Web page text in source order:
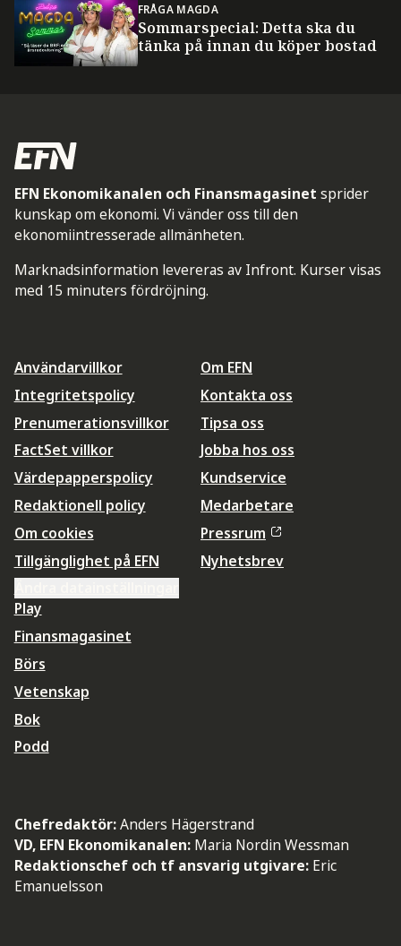
FRÅGA MAGDA
Sommarspecial: Detta ska du
tänka på innan du köper bostad
EFN Ekonomikanalen och Finansmagasinet sprider
kunskap om ekonomi. Vi vänder oss till den
ekonomiintresserade allmänheten.
Marknadsinformation levereras av Infront. Kurser visas
med 15 minuters fördröjning.
Användarvillkor
Integritetspolicy
Prenumerationsvillkor
FactSet villkor
Värdepapperspolicy
Redaktionell policy
Om cookies
Tillgänglighet på EFN
Om EFN
Kontakta oss
Tipsa oss
Jobba hos oss
Kundservice
Medarbetare
Pressrum
Nyhetsbrev
Play
Finansmagasinet
Börs
Vetenskap
Bok
Podd
Chefredaktör:Anders Hägerstrand
VD, EFN Ekonomikanalen: Maria Nordin Wessman
Redaktionschef och tf ansvarig utgivare: Eric
Emanuelsson